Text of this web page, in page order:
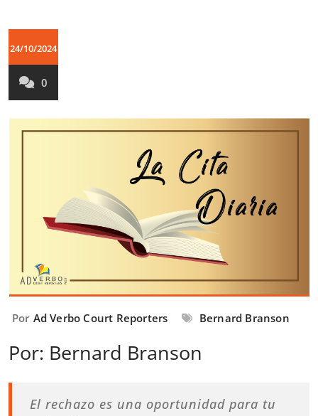
24/10/2024
0
Por Ad Verbo Court Reporters Bernard Branson
Por: Bernard Branson
El rechazo es una oportunidad para tu